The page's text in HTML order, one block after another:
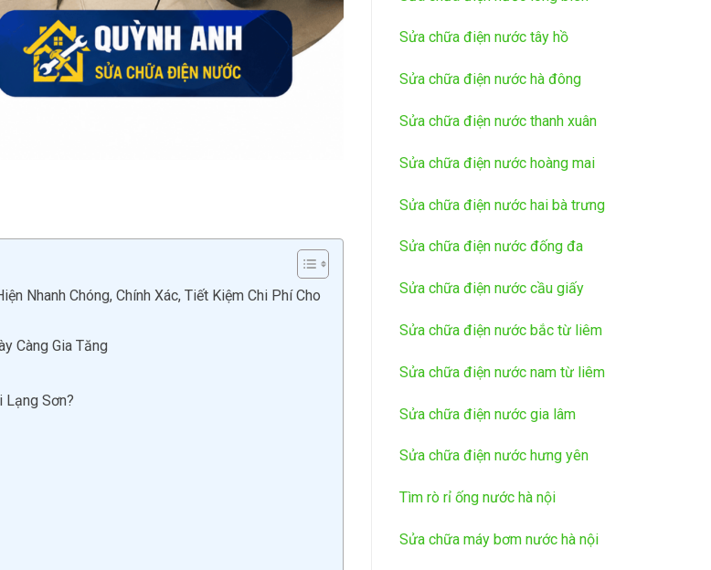
Nhanh Chóng, Chính Xác, Tiết Kiệm Chi Phí Cho
Càng Gia Tăng
Lạng Sơn?
Sửa chữa điện nước tây hồ
Sửa chữa điện nước hà đông
Sửa chữa điện nước thanh xuân
Sửa chữa điện nước hoàng mai
Sửa chữa điện nước hai bà trưng
Sửa chữa điện nước đống đa
Sửa chữa điện nước cầu giấy
Sửa chữa điện nước bắc từ liêm
Sửa chữa điện nước nam từ liêm
Sửa chữa điện nước gia lâm
Sửa chữa điện nước hưng yên
Tìm rò rỉ ống nước hà nội
Sửa chữa máy bơm nước hà nội